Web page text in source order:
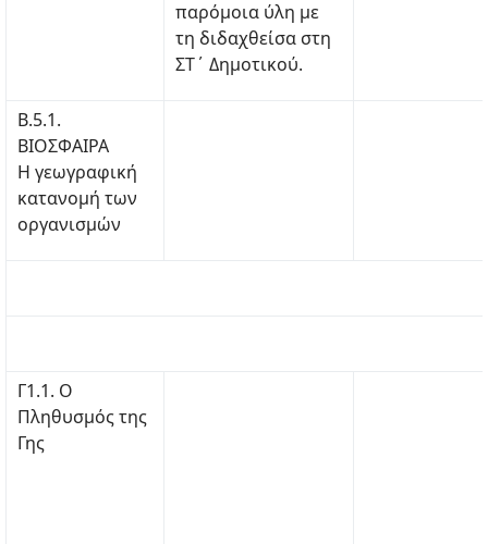
παρόμοια ύλη με
τη διδαχθείσα στη
ΣΤ΄ Δημοτικού.
Β.5.1.
ΒΙΟΣΦΑΙΡΑ
Η γεωγραφική
κατανομή των
οργανισμών
Γ1.1. Ο
Πληθυσμός της
Γης